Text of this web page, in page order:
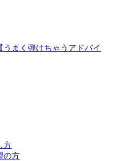
まく弾けちゃうアドバイ
方
の方